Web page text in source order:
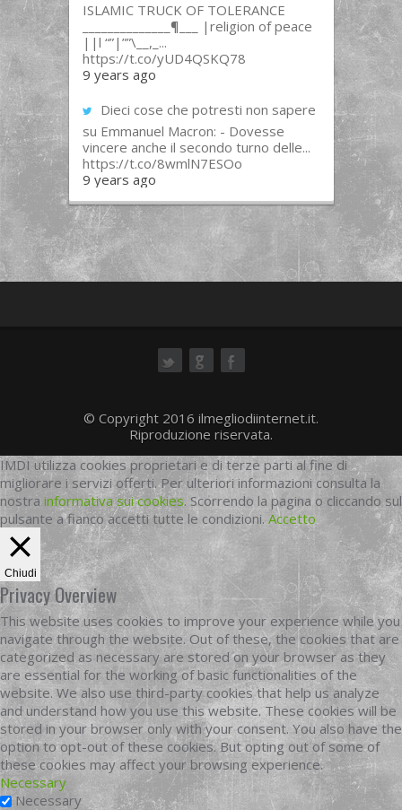
ISLAMIC TRUCK OF TOLERANCE
______________¶___ |religion of peace
||l “”|””\__,_...
https://t.co/yUD4QSKQ78
9 years ago
Dieci cose che potresti non sapere
su Emmanuel Macron: - Dovesse
vincere anche il secondo turno delle...
https://t.co/8wmlN7ESOo
9 years ago
© Copyright 2016 ilmegliodiinternet.it.
Riproduzione riservata.
IMDI utilizza cookies proprietari e di terze parti al fine di
migliorare i servizi offerti. Per ulteriori informazioni consulta la
nostra informativa sui cookies. Scorrendo la pagina o cliccando sul
pulsante a fianco accetti tutte le condizioni. Accetto
Chiudi
Privacy Overview
This website uses cookies to improve your experience while you
navigate through the website. Out of these, the cookies that are
categorized as necessary are stored on your browser as they
are essential for the working of basic functionalities of the
website. We also use third-party cookies that help us analyze
and understand how you use this website. These cookies will be
stored in your browser only with your consent. You also have the
option to opt-out of these cookies. But opting out of some of
these cookies may affect your browsing experience.
Necessary
Necessary